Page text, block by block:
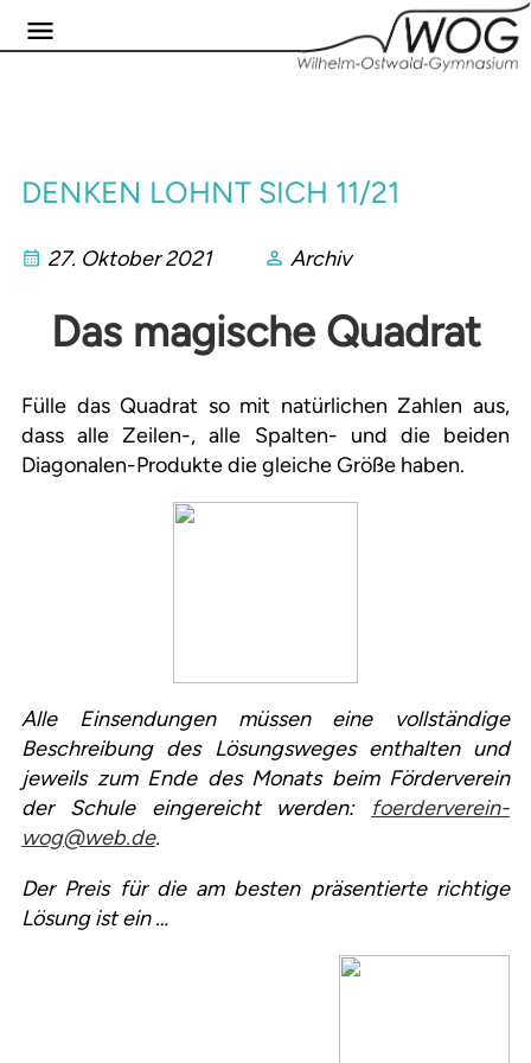
DENKEN LOHNT SICH 11/21
27. Oktober 2021 Archiv
Das magische Quadrat
Fülle das Quadrat so mit natürlichen Zahlen aus,
dass alle Zeilen-, alle Spalten- und die beiden
Diagonalen-Produkte die gleiche Größe haben.
Alle Einsendungen müssen eine vollständige
Beschreibung des Lösungsweges enthalten und
jeweils zum Ende des Monats beim Förderverein
der Schule eingereicht werden: foerderverein-
wog@web.de.
Der Preis für die am besten präsentierte richtige
Lösung ist ein …